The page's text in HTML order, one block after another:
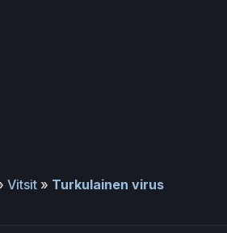
Vitsit » Turkulainen virus